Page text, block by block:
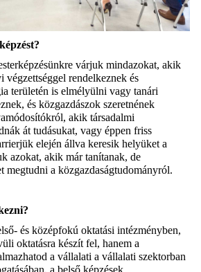
várjuk mindazokat, akik
végzettséggel rendelkeznek és
területén is elmélyülni vagy tanári
és közgazdászok szeretnének
akik társadalmi
át tudásukat, vagy éppen friss
elején állva keresik helyüket a
azokat, akik már tanítanak, de
megtudni a közgazdaságtudományról.
és középfokú oktatási intézményben,
oktatásra készít fel, hanem a
a vállalati a vállalati szektorban
a belső képzések